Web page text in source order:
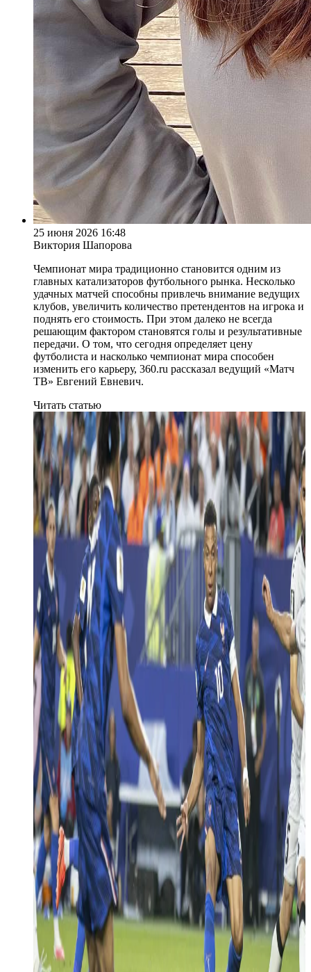
25 июня 2026 16:48
Виктория Шапорова
Чемпионат мира традиционно становится одним из
главных катализаторов футбольного рынка. Несколько
удачных матчей способны привлечь внимание ведущих
клубов, увеличить количество претендентов на игрока и
поднять его стоимость. При этом далеко не всегда
решающим фактором становятся голы и результативные
передачи. О том, что сегодня определяет цену
футболиста и насколько чемпионат мира способен
изменить его карьеру, 360.ru рассказал ведущий «Матч
ТВ» Евгений Евневич.
Читать статью